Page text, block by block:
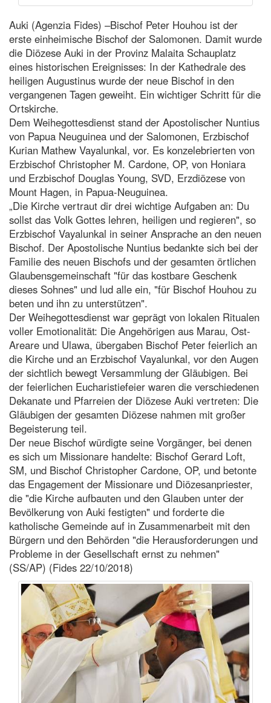
Auki (Agenzia Fides) –Bischof Peter Houhou ist der
erste einheimische Bischof der Salomonen. Damit wurde
die Diözese Auki in der Provinz Malaita Schauplatz
eines historischen Ereignisses: In der Kathedrale des
heiligen Augustinus wurde der neue Bischof in den
vergangenen Tagen geweiht. Ein wichtiger Schritt für die
Ortskirche.
Dem Weihegottesdienst stand der Apostolischer Nuntius
von Papua Neuguinea und der Salomonen, Erzbischof
Kurian Mathew Vayalunkal, vor. Es konzelebrierten von
Erzbischof Christopher M. Cardone, OP, von Honiara
und Erzbischof Douglas Young, SVD, Erzdiözese von
Mount Hagen, in Papua-Neuguinea.
„Die Kirche vertraut dir drei wichtige Aufgaben an: Du
sollst das Volk Gottes lehren, heiligen und regieren", so
Erzbischof Vayalunkal in seiner Ansprache an den neuen
Bischof. Der Apostolische Nuntius bedankte sich bei der
Familie des neuen Bischofs und der gesamten örtlichen
Glaubensgemeinschaft "für das kostbare Geschenk
dieses Sohnes" und lud alle ein, "für Bischof Houhou zu
beten und ihn zu unterstützen".
Der Weihegottesdienst war geprägt von lokalen Ritualen
voller Emotionalität: Die Angehörigen aus Marau, Ost-
Areare und Ulawa, übergaben Bischof Peter feierlich an
die Kirche und an Erzbischof Vayalunkal, vor den Augen
der sichtlich bewegt Versammlung der Gläubigen. Bei
der feierlichen Eucharistiefeier waren die verschiedenen
Dekanate und Pfarreien der Diözese Auki vertreten: Die
Gläubigen der gesamten Diözese nahmen mit großer
Begeisterung teil.
Der neue Bischof würdigte seine Vorgänger, bei denen
es sich um Missionare handelte: Bischof Gerard Loft,
SM, und Bischof Christopher Cardone, OP, und betonte
das Engagement der Missionare und Diözesanpriester,
die "die Kirche aufbauten und den Glauben unter der
Bevölkerung von Auki festigten" und forderte die
katholische Gemeinde auf in Zusammenarbeit mit den
Bürgern und den Behörden "die Herausforderungen und
Probleme in der Gesellschaft ernst zu nehmen"
(SS/AP) (Fides 22/10/2018)